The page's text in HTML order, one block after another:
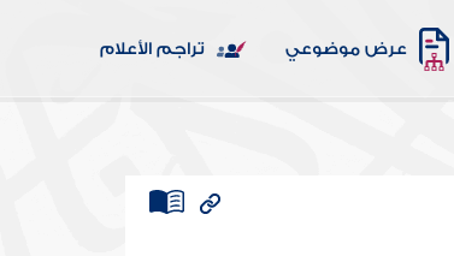
عرض موضوعي تراجم الأعلام